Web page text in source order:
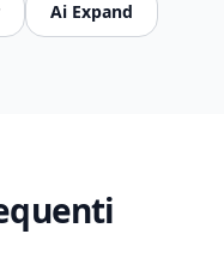
Ai Expand